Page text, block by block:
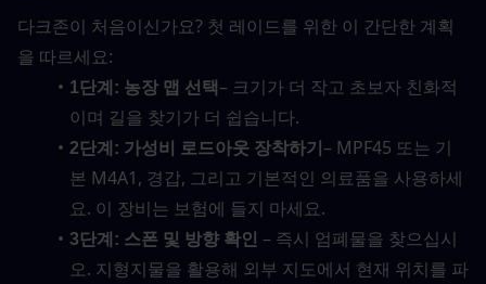
다크존이 처음이신가요? 첫 레이드를 위한 이 간단한 계획
을 따르세요:
1단계: 농장 맵 선택 – 크기가 더 작고 초보자 친화적
이며 길을 찾기가 더 쉽습니다.
2단계: 가성비 로드아웃 장착하기 – MPF45 또는 기
본 M4A1, 경갑, 그리고 기본적인 의료품을 사용하세
요. 이 장비는 보험에 들지 마세요.
3단계: 스폰 및 방향 확인
– 즉시 엄폐물을 찾으십시
오. 지형지물을 활용해 외부 지도에서 현재 위치를 파